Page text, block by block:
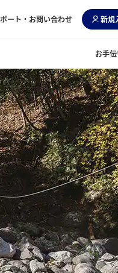
ート・お問い合わせ 新規
お手